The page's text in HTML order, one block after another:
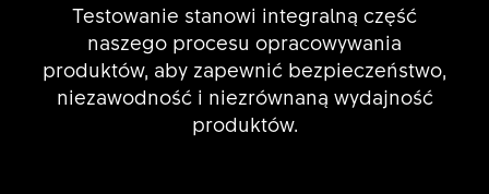
Testowanie stanowi integralną część
naszego procesu opracowywania
produktów, aby zapewnić bezpieczeństwo,
niezawodność i niezrównaną wydajność
produktów.